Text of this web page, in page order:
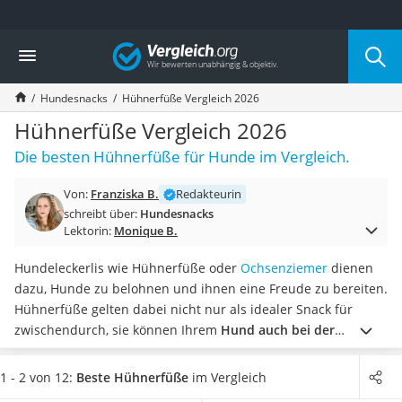
Die beliebtesten Vergleiche nach Kategorie
Drogerie
Inhalator
Haarschneider
Rollator
Braun Rasierer
Katzenklappe (Chip)
Masturbator
Massagepistole
Reisehaartrockner
Eiweißpulver
Magnesiumpräparat
Katzenklappe
Nackenmassagegerät
Zeckenschutz Katze
Vergleich
Hundesnacks Hühnerfüße Vergleich 2026
Hühnerfüße Vergleich 2026
Die besten Hühnerfüße für Hunde im Vergleich.
Von: Franziska B.
Redakteurin
schreibt über: Hundesnacks
Lektorin: Monique B.
Hundeleckerlis wie Hühnerfüße oder Ochsenziemer dienen
dazu, Hunde zu belohnen und ihnen eine Freude zu bereiten.
Hühnerfüße gelten dabei nicht nur als idealer Snack für
zwischendurch, sie können Ihrem Hund auch bei der
Zahnpflege helfen. So soll laut diversen Tests im Internet das
Kauen der Hühnerfüße Plaque und Zahnstein auf natürliche
1 - 2 von 12: Beste Hühnerfüße im Vergleich